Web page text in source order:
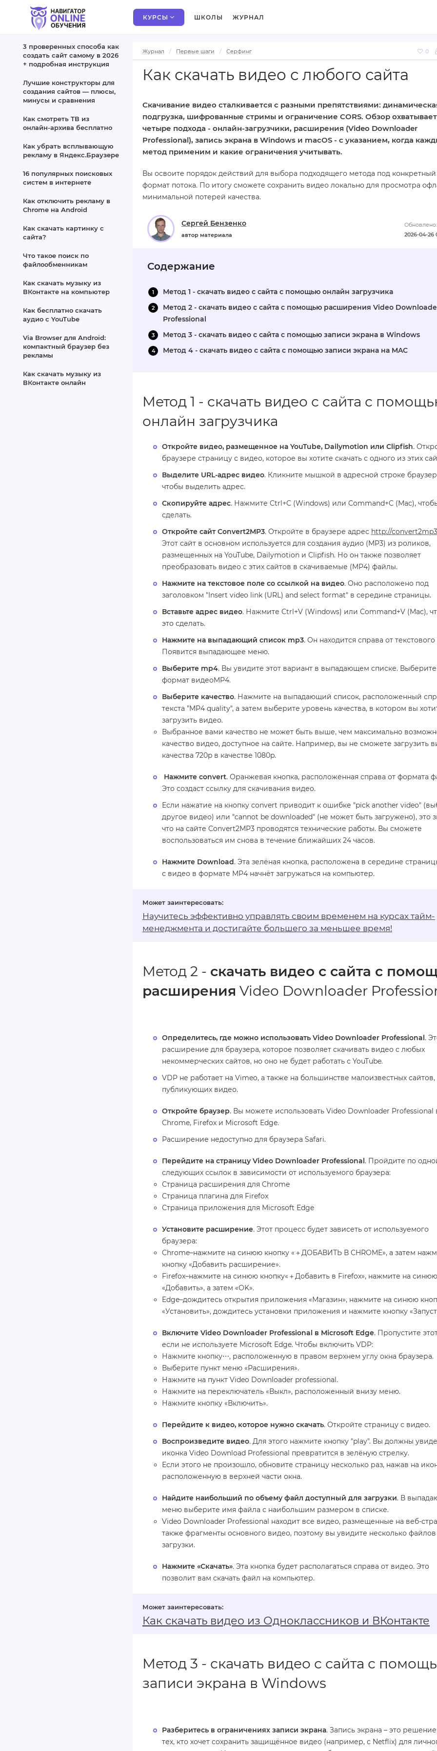
КУРСЫ ШКОЛЫ ЖУРНАЛ
Журнал Первые шаги Серфинг 0
Как скачать видео с любого сайта
Скачивание видео сталкивается с разными препятствиями:
подгрузка, шифрованные стримы и ограничение CORS. Обзор охватывает
четыре подхода - онлайн‑загрузчики, расширения (Video Downloader
Professional), запись экрана в Windows и macOS - с указанием, когда
метод применим и какие ограничения учитывать.
Вы освоите порядок действий для выбора подходящего метода под конкретный
формат потока. По итогу сможете сохранить видео локально для просмотра
минимальной потерей качества.
Обновлено:
2026-04-26
Сергей Бензенко
автор материала
Содержание
Метод 1 - скачать видео с сайта с помощью онлайн загрузчика
Метод 2 - скачать видео с сайта с помощью расширения Video
Professional
Метод 3 - скачать видео с сайта с помощью записи экрана в Windows
Метод 4 - скачать видео с сайта с помощью записи экрана на MAC
Метод 1 - скачать видео с сайта с
онлайн загрузчика
Откройте видео, размещенное на YouTube, Dailymotion или Clipfish.
браузере страницу с видео, которое вы хотите скачать с одного из этих
Выделите URL-адрес видео. Кликните мышкой в адресной строке
чтобы выделить адрес.
Скопируйте адрес. Нажмите Ctrl+C (Windows) или Command+C (Mac),
сделать.
Откройте сайт Convert2MP3. Откройте в браузере адрес http://
Этот сайт в основном используется для создания аудио (MP3) из роликов,
размещенных на YouTube, Dailymotion и Clipfish. Но он также позволяет
преобразовать видео с этих сайтов в скачиваемые (MP4) файлы.
Нажмите на текстовое поле со ссылкой на видео. Оно расположено под
заголовком "Insert video link (URL) and select format" в середине страницы.
Вставьте адрес видео. Нажмите Ctrl+V (Windows) или Command+V (Mac),
это сделать.
Нажмите на выпадающий список mp3. Он находится справа от текстового
Появится выпадающее меню.
Выберите mp4. Вы увидите этот вариант в выпадающем списке. Выберите
формат видеоMP4.
Выберите качество. Нажмите на выпадающий список, расположенный
текста "MP4 quality", а затем выберите уровень качества, в котором вы
загрузить видео.
Выбранное вами качество не может быть выше, чем максимально
качество видео, доступное на сайте. Например, вы не сможете загрузить
качества 720p в качестве 1080p.
Нажмите convert. Оранжевая кнопка, расположенная справа от формата
Это создаст ссылку для скачивания видео.
Если нажатие на кнопку convert приводит к ошибке "pick another video"
другое видео) или "cannot be downloaded" (не может быть загружено), это
что на сайте Convert2MP3 проводятся технические работы. Вы сможете
воспользоваться им снова в течение ближайших 24 часов.
Нажмите Download. Эта зелёная кнопка, расположена в середине
с видео в формате MP4 начнёт загружаться на компьютер.
Научитесь эффективно управлять своим временем на курсах тайм-
менеджмента и достигайте большего за меньшее время!
Метод 2 - скачать видео с сайта с
расширения Video Downloader
Определитесь, где можно использовать Video Downloader Professional.
расширение для браузера, которое позволяет скачивать видео с любых
некоммерческих сайтов, но оно не будет работать с YouTube.
VDP не работает на Vimeo, а также на большинстве малоизвестных сайтов,
публикующих видео.
Откройте браузер. Вы можете использовать Video Downloader Professional
Chrome, Firefox и Microsoft Edge.
Расширение недоступно для браузера Safari.
Перейдите на страницу Video Downloader Professional. Пройдите по
следующих ссылок в зависимости от используемого браузера:
Страница расширения для Chrome
Страница плагина для Firefox
Страница приложения для Microsoft Edge
Установите расширение. Этот процесс будет зависеть от используемого
браузера:
Chrome–нажмите на синюю кнопку «＋ДОБАВИТЬ В CHROME», а затем
кнопку «Добавить расширение».
Firefox–нажмите на синюю кнопку«＋Добавить в Firefox», нажмите на
«Добавить», а затем «OK».
Edge–дождитесь открытия приложения «Магазин», нажмите на синюю
«Установить», дождитесь установки приложения и нажмите кнопку
Включите Video Downloader Professional в Microsoft Edge. Пропустите
если не используете Microsoft Edge. Чтобы включить VDP:
Нажмите кнопку⋯, расположенную в правом верхнем углу окна браузера.
Выберите пункт меню «Расширения».
Нажмите на пункт Video Downloader professional.
Нажмите на переключатель «Выкл», расположенный внизу меню.
Нажмите кнопку «Включить».
Перейдите к видео, которое нужно скачать. Откройте страницу с видео.
Воспроизведите видео. Для этого нажмите кнопку "play". Вы должны
иконка Video Download Professional превратится в зелёную стрелку.
Если этого не произошло, обновите страницу несколько раз, нажав на
расположенную в верхней части окна.
Найдите наибольший по объему файл доступный для загрузки. В
меню выберите имя файла с наибольшим размером в списке.
Video Downloader Professional находит все видео, размещенные на веб-
также фрагменты основного видео, поэтому вы увидите несколько файлов
загрузки.
Нажмите «Скачать». Эта кнопка будет располагаться справа от видео. Это
позволит вам скачать файл на компьютер.
Как скачать видео из Одноклассников и ВКонтакте
Метод 3 - скачать видео с сайта с
записи экрана в Windows
Разберитесь в ограничениях записи экрана. Запись экрана – это
тех, кто хочет сохранить защищённое видео (например, с Netflix) для
3 проверенных способа как
создать сайт самому в 2026
+ подробная инструкция
Лучшие конструкторы для
создания сайтов — плюсы,
минусы и сравнения
Как смотреть ТВ из
онлайн‑архива бесплатно
Как убрать всплывающую
рекламу в Яндекс.Браузере
16 популярных поисковых
систем в интернете
Как отключить рекламу в
Chrome на Android
Как скачать картинку с
сайта?
Что такое поиск по
файлообменникам
Как скачать музыку из
ВКонтакте на компьютер
Как бесплатно скачать
аудио с YouTube
Via Browser для Android:
компактный браузер без
рекламы
Как скачать музыку из
ВКонтакте онлайн